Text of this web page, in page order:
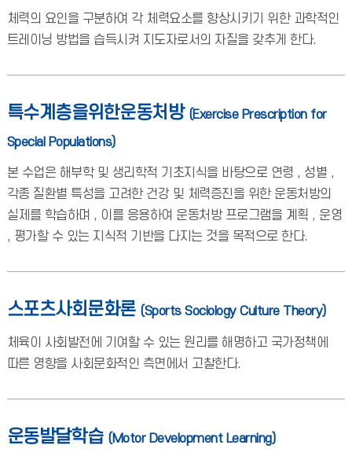
체력의 요인을 구분하여 각 체력요소를 향상시키기 위한 과학적인
트레이닝 방법을 습득시켜 지도자로서의 자질을 갖추게 한다.
특수계층을위한운동처방 (Exercise Prescription for
Special Populations)
본 수업은 해부학 및 생리학적 기초지식을 바탕으로 연령 , 성별 ,
각종 질환별 특성을 고려한 건강 및 체력증진을 위한 운동처방의
실제를 학습하며 , 이를 응용하여 운동처방 프로그램을 계획 , 운영
, 평가할 수 있는 지식적 기반을 다지는 것을 목적으로 한다.
스포츠사회문화론 (Sports Sociology Culture Theory)
체육이 사회발전에 기여할 수 있는 원리를 해명하고 국가정책에
따른 영향을 사회문화적인 측면에서 고찰한다.
운동발달학습 (Motor Development Learning)